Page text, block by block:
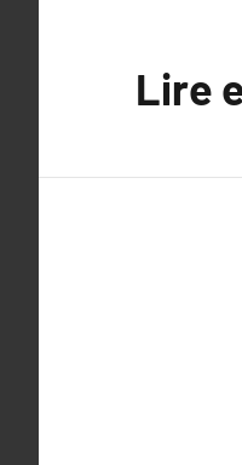
Lire